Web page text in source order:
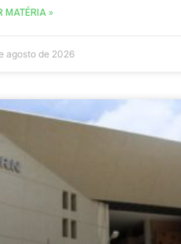
MATÉRIA »
agosto de 2026